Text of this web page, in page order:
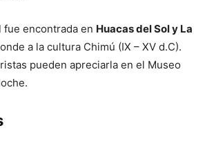
fue encontrada en Huacas del Sol y La
a la cultura Chimú (IX – XV d.C).
pueden apreciarla en el Museo